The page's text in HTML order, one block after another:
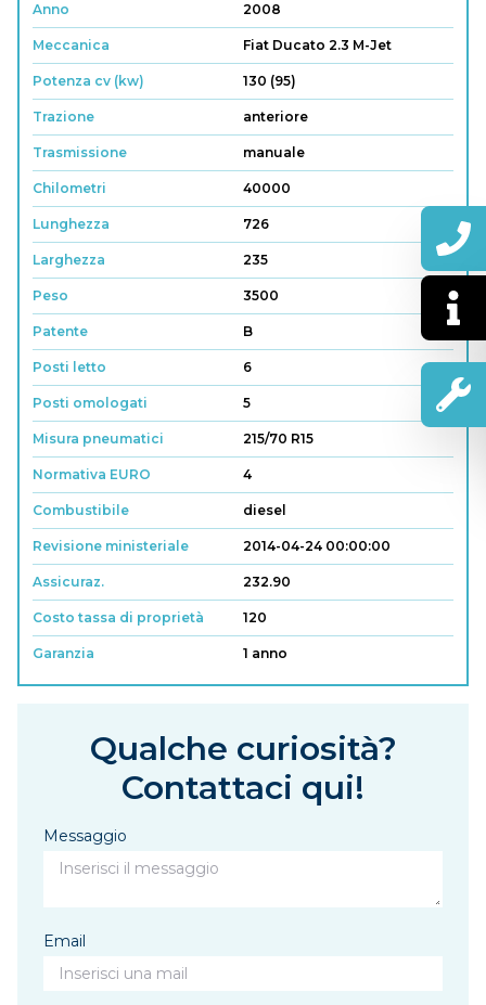
Anno 2008
Meccanica Fiat Ducato 2.3 M-Jet
Potenza cv (kw) 130 (95)
Trazione anteriore
Trasmissione manuale
Chilometri 40000
Lunghezza 726
Larghezza 235
Peso 3500
Patente B
Posti letto 6
Posti omologati 5
Misura pneumatici 215/70 R15
Normativa EURO 4
Combustibile diesel
Revisione ministeriale 2014-04-24 00:00:00
Assicuraz. 232.90
Costo tassa di proprietà 120
Garanzia 1 anno
Qualche curiosità?
Contattaci qui!
Messaggio
Email